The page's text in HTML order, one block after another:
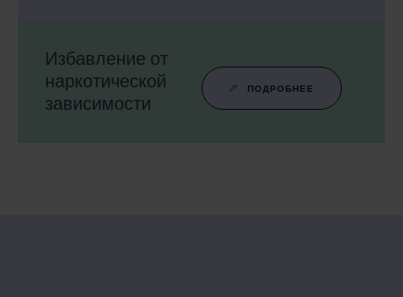
Избавление от
наркотической
зависимости
ПОДРОБНЕЕ